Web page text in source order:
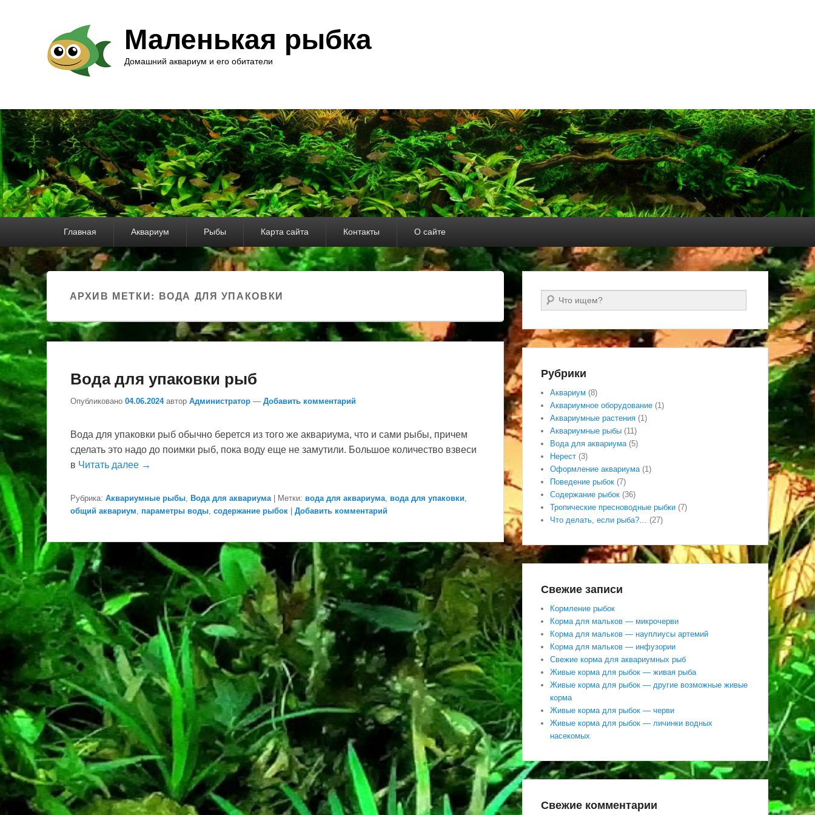
Маленькая рыбка
Домашний аквариум и его обитатели
Главная Аквариум Рыбы Карта сайта Контакты О сайте
АРХИВ МЕТКИ: ВОДА ДЛЯ УПАКОВКИ
Вода для упаковки рыб
Опубликовано 04.06.2024 автор Администратор — Добавить комментарий
Вода для упаковки рыб обычно берется из того же аквариума, что и сами рыбы, причем
сделать это надо до поимки рыб, пока воду еще не замутили. Большое количество взвеси
в Читать далее →
Рубрика: Аквариумные рыбы Вода для аквариума Метки: вода для аквариума вода для упаковки
общий аквариум
параметры воды содержание рыбок Добавить комментарий
Поиск
Рубрики
Аквариум (8)
Аквариумное оборудование (1)
Аквариумные растения (1)
Аквариумные рыбы (11)
Вода для аквариума(5)
Нерест (3)
Оформление аквариума(1)
Поведение рыбок (7)
Содержание рыбок (36)
Тропические пресноводные рыбки (7)
Что делать, если рыба?… (27)
Свежие записи
Кормление рыбок
Корма для мальков — микрочерви
Корма для мальков — науплиусы артемий
Корма для мальков — инфузории
Свежие корма для аквариумных рыб
Живые корма для рыбок — живая рыба
Живые корма для рыбок — другие возможные живые
корма
Живые корма для рыбок — черви
Живые корма для рыбок — личинки водных
насекомых
Свежие комментарии